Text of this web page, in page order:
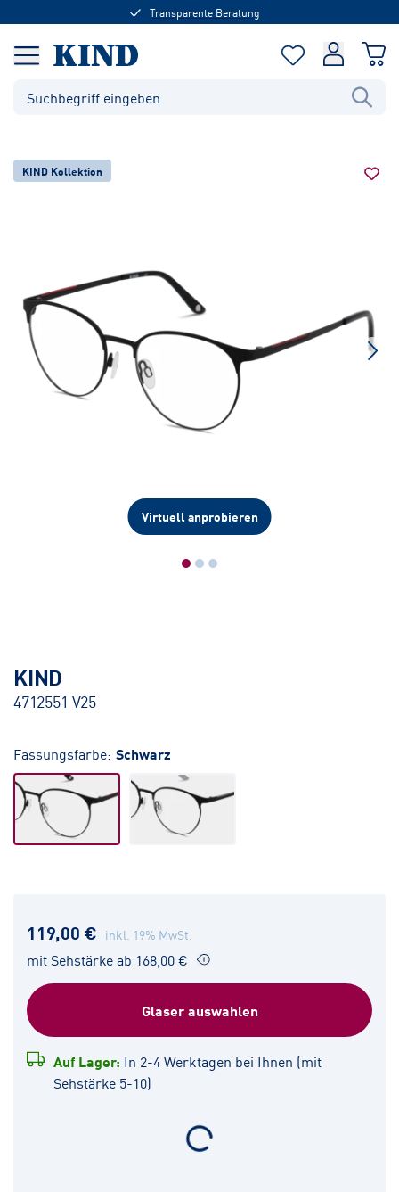
Transparente Beratung
KIND Kollektion
Virtuell anprobieren
KIND
4712551 V25
Fassungsfarbe: Schwarz
119,00 € inkl. 19% MwSt.
mit Sehstärke ab 168,00 €
Gläser auswählen
Auf Lager: In 2-4 Werktagen bei Ihnen (mit
Sehstärke 5-10)